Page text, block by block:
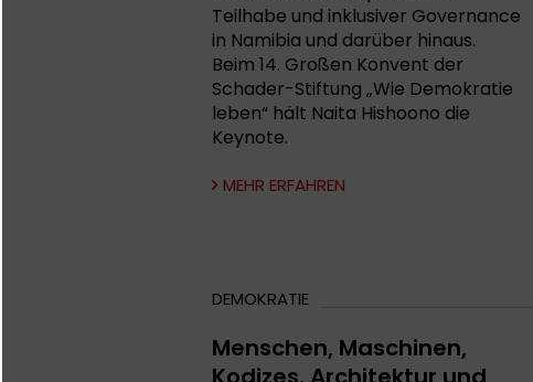
Teilhabe und inklusiver Governance
in Namibia und darüber hinaus.
Beim 14. Großen Konvent der
Schader-Stiftung „Wie Demokratie
leben“ hält Naita Hishoono die
Keynote.
MEHR ERFAHREN
DEMOKRATIE
Menschen, Maschinen,